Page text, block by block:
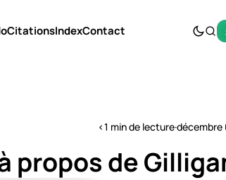
CitationsIndexContact
<1 min de lecture·décembre
propos de